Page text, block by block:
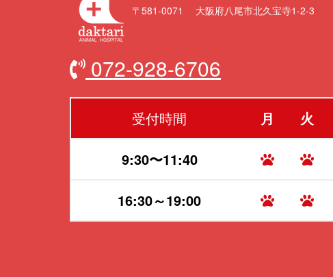
〒581-0071 大阪府八尾市北久宝寺1-2-3
072-928-6706
受付時間 月 火
9:30〜11:40
16:30～19:00